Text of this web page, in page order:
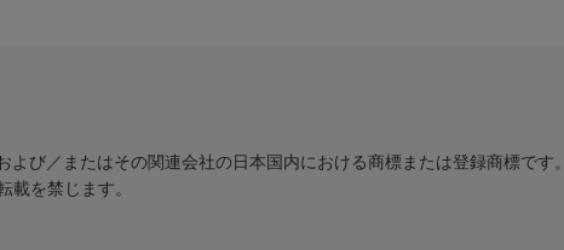
び／またはその関連会社の日本国内における商標または登録商標です。
載を禁じます。